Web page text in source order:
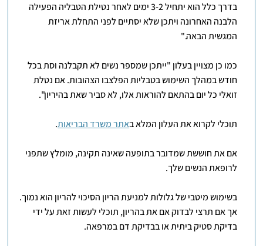
בדרך כלל הוא יתחיל 3-2 ימים לאחר נטילת הטבליה הפעילה
הלבנה האחרונה ויתכן שלא יסתיים לפני התחלת אריזת
המגשית הבאה."
כמו כן מצויין בעלון "ייתכן שמספר נשים לא תקבלנה וסת בכל
חודש במהלך השימוש בטבליות הפלצבו הצהובות. אם נטלת
זואלי כל יום בהתאם להוראות אלו, לא סביר שאת בהיריון".
תוכלי לקרוא את העלון המלא באתר משרד הבריאות.
אם את חוששת שמדובר בתופעה שאינה תקינה, מומלץ שתפני
לרופאת הנשים שלך.
בשימוש מיטבי של גלולות למניעת הריון הסיכוי להריון הוא נמוך.
אך אם תרצי לבדוק אם את בהריון, תוכלי לעשות זאת על ידי
בדיקת סטיק ביתית או בבדיקת דם במרפאה.